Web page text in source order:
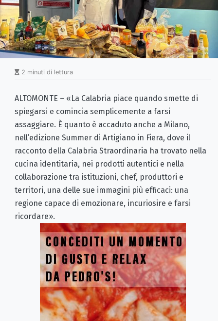
2 minuti di lettura
ALTOMONTE – «La Calabria piace quando smette di
spiegarsi e comincia semplicemente a farsi
assaggiare. È quanto è accaduto anche a Milano,
nell’edizione Summer di Artigiano in Fiera, dove il
racconto della Calabria Straordinaria ha trovato nella
cucina identitaria, nei prodotti autentici e nella
collaborazione tra istituzioni, chef, produttori e
territori, una delle sue immagini più efficaci: una
regione capace di emozionare, incuriosire e farsi
ricordare».